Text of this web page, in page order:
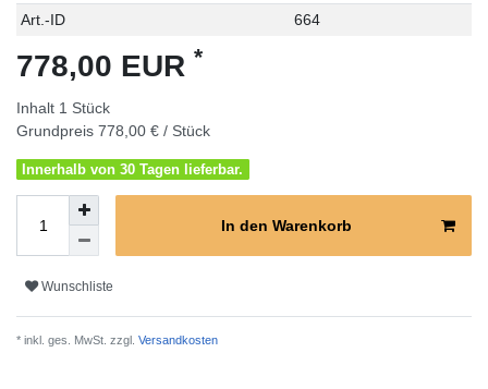
Technisches
Wert
Art.-ID 664
778,00 EUR *
Inhalt 1 Stück
Grundpreis 778,00 € / Stück
Innerhalb von 30 Tagen lieferbar.
In den Warenkorb
Wunschliste
* inkl. ges. MwSt. zzgl. Versandkosten